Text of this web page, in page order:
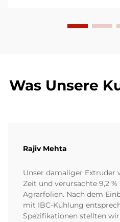
Was Unsere
Rajiv Mehta
Unser damaliger Extruder
Zeit und verursachte 9,2
Agrarfolien. Nach dem
mit IBC-Kühlung
Spezifikationen stellten